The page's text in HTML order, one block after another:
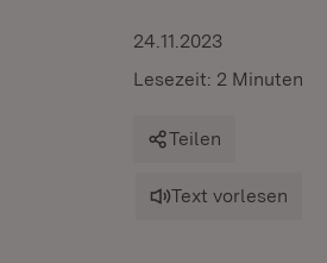
24.11.2023
Lesezeit: 2 Minuten
Teilen
Text vorlesen